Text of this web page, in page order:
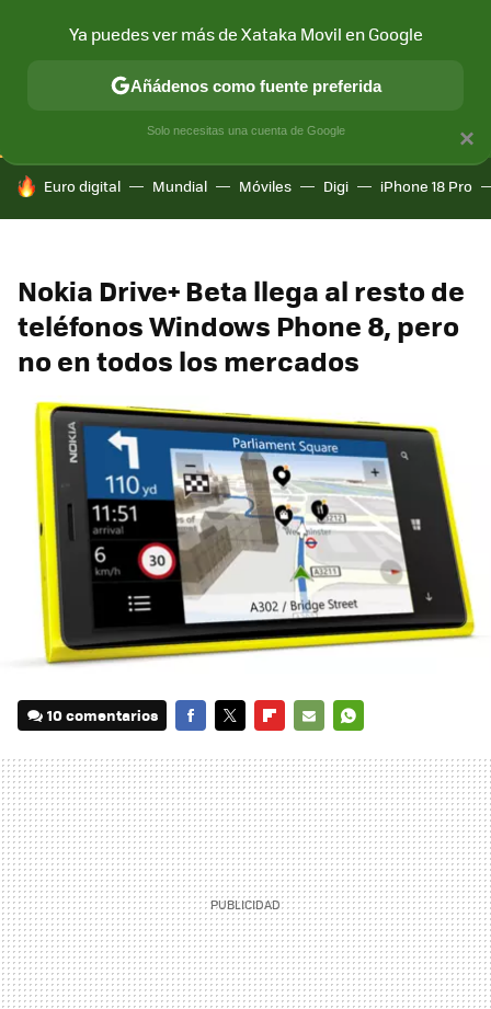
CONECTIVIDAD MÓVIL Y SOCIEDAD APLICACIONES
HOY SE HABLA DE
Euro digital Mundial Móviles Digi iPhone 18 Pro
Nokia Drive+ Beta llega al resto de
teléfonos Windows Phone 8, pero
no en todos los mercados
10 comentarios
MAIL
×
Ya puedes ver más de Xataka Movil en Google
Añádenos como fuente preferida
Solo necesitas una cuenta de Google